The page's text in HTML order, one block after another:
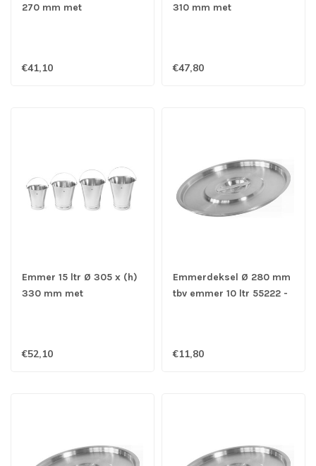
270 mm met
€41,10
310 mm met
€47,80
Emmer 15 ltr Ø 305 x (h)
330 mm met
€52,10
Emmerdeksel Ø 280 mm
tbv emmer 10 ltr 55222 -
€11,80